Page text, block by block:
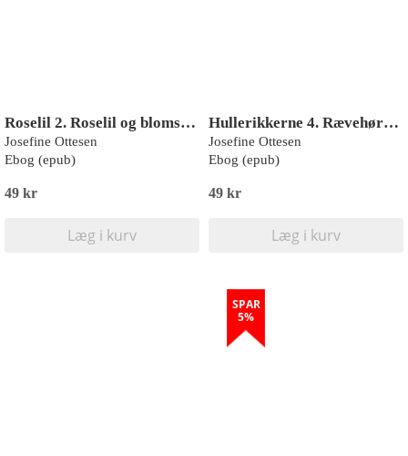
Roselil 2. Roselil og blomsterkrigen
Josefine Ottesen
Ebog (epub)
49 kr
Læg i kurv
Hullerikkerne 4. Rævehørm og sejrshyl
Josefine Ottesen
Ebog (epub)
49 kr
Læg i kurv
SPAR
5%